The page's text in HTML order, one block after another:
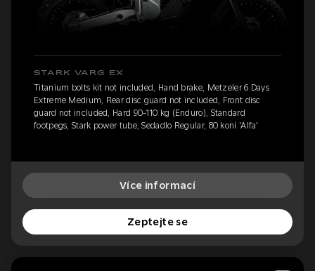
STARK VARG EX
Titanium bolts kit not included, Hand brake, Metzeler 6 Days
Extreme Medium, Rear disc guard not included, Front disc
guard not included, Hard 90-110 kg (Enduro), Standard
footpegs, Stark power tube, Sedadlo Regular, 80 koní 'Alfa'
Více informací
Zeptejte se